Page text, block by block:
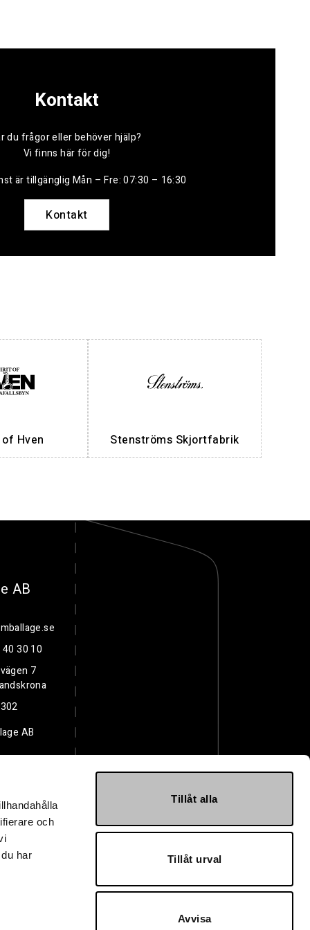
och
har
Tillåt alla
Tillåt urval
Avvisa
Kontakt
du frågor eller behöver hjälp?
Vi finns här för dig!
är tillgänglig Mån – Fre: 07:30 – 16:30
Kontakt
Hven Stenströms Skjortfabrik
AB
30 10
7
AB